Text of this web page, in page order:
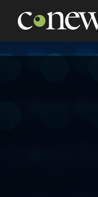
НОВОСТИ